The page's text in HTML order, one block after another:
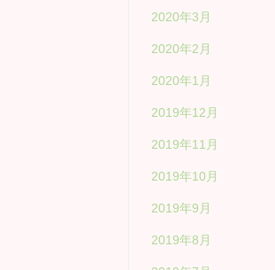
2020年3月
2020年2月
2020年1月
2019年12月
2019年11月
2019年10月
2019年9月
2019年8月